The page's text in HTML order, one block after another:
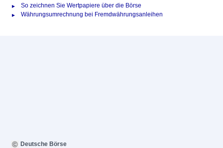
So zeichnen Sie Wertpapiere über die Börse
Währungsumrechnung bei Fremdwährungsanleihen
Deutsche Börse